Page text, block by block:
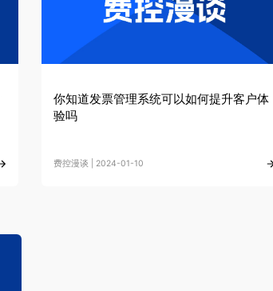
你知道发票管理系统可以如何提升客户体
验吗
费控漫谈 | 2024-01-10